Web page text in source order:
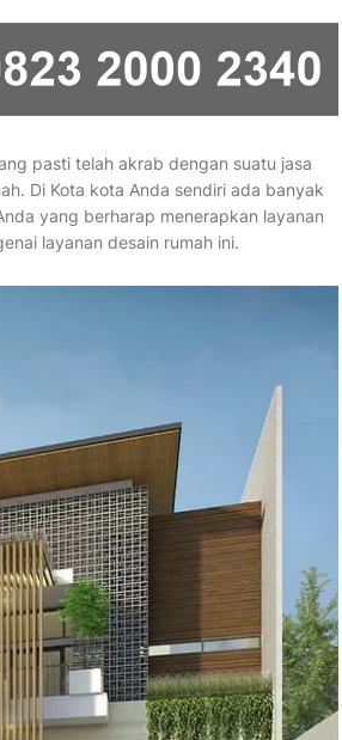
pasti telah akrab dengan suatu jasa
Di Kota kota Anda sendiri ada banyak
yang berharap menerapkan layanan
layanan desain rumah ini.